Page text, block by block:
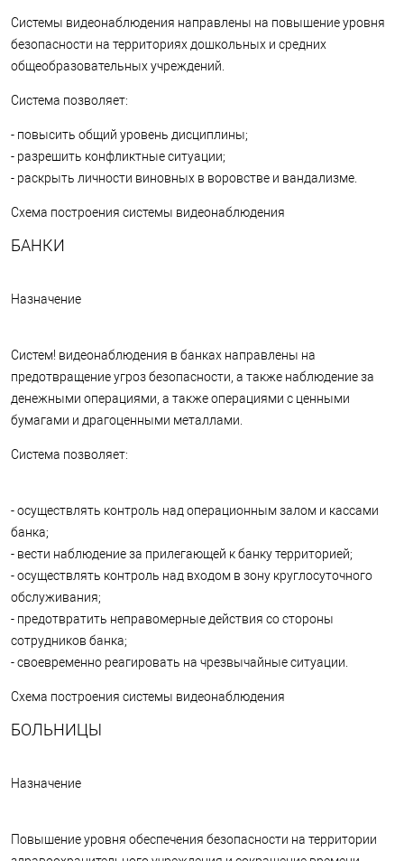
Системы видеонаблюдения направлены на повышение уровня
безопасности на территориях дошкольных и средних
общеобразовательных учреждений.
Система позволяет:
- повысить общий уровень дисциплины;
- разрешить конфликтные ситуации;
- раскрыть личности виновных в воровстве и вандализме.
Схема построения системы видеонаблюдения
БАНКИ
Назначение
Систем! видеонаблюдения в банках направлены на
предотвращение угроз безопасности, а также наблюдение за
денежными операциями, а также операциями с ценными
бумагами и драгоценными металлами.
Система позволяет:
- осуществлять контроль над операционным залом и кассами
банка;
- вести наблюдение за прилегающей к банку территорией;
- осуществлять контроль над входом в зону круглосуточного
обслуживания;
- предотвратить неправомерные действия со стороны
сотрудников банка;
- своевременно реагировать на чрезвычайные ситуации.
Схема построения системы видеонаблюдения
БОЛЬНИЦЫ
Назначение
Повышение уровня обеспечения безопасности на территории